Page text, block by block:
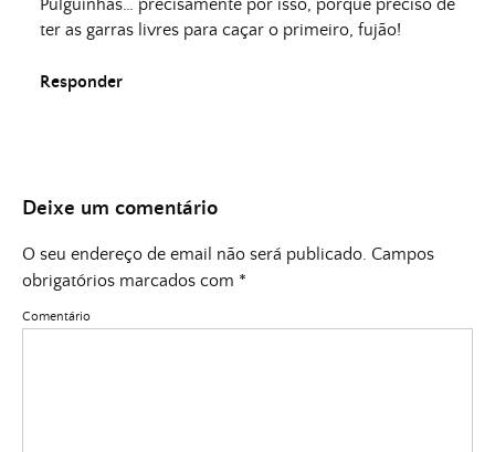
Pulguinhas… precisamente por isso, porque preciso de
ter as garras livres para caçar o primeiro, fujão!
Responder
Deixe um comentário
O seu endereço de email não será publicado. Campos
obrigatórios marcados com *
Comentário